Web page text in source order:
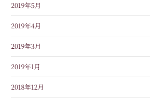
2019年5月
2019年4月
2019年3月
2019年1月
2018年12月